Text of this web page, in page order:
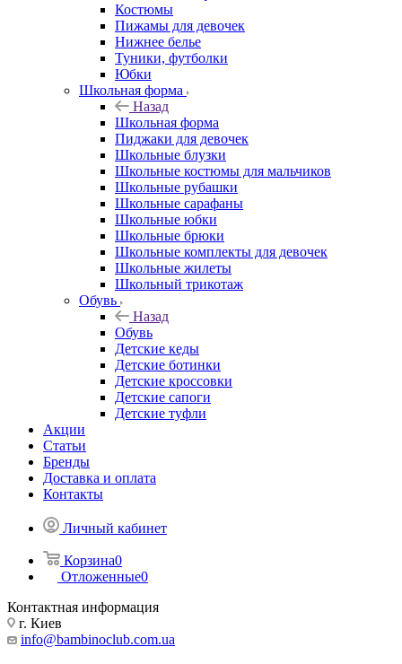
Костюмы
Пижамы для девочек
Нижнее белье
Туники, футболки
Юбки
Школьная форма
Назад
Школьная форма
Пиджаки для девочек
Школьные блузки
Школьные костюмы для мальчиков
Школьные рубашки
Школьные сарафаны
Школьные юбки
Школьные брюки
Школьные комплекты для девочек
Школьные жилеты
Школьный трикотаж
Обувь
Назад
Обувь
Детские кеды
Детские ботинки
Детские кроссовки
Детские сапоги
Детские туфли
Акции
Статьи
Бренды
Доставка и оплата
Контакты
Личный кабинет
Корзина0
Отложенные0
Контактная информация
г. Киев
info@bambinoclub.com.ua